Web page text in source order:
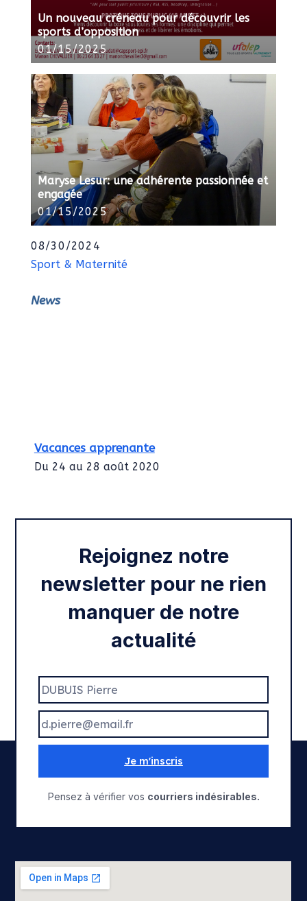
Un nouveau créneau pour découvrir les
sports d’opposition
01/15/2025
Maryse Lesur: une adhérente passionnée et
engagée
01/15/2025
08/30/2024
Sport & Maternité
News
Vacances apprenante
Du 24 au 28 août 2020
Rentrée 2020
Rejoignez notre
newsletter pour ne rien
manquer de notre
actualité
Je m'inscris
Pensez à vérifier vos courriers indésirables.